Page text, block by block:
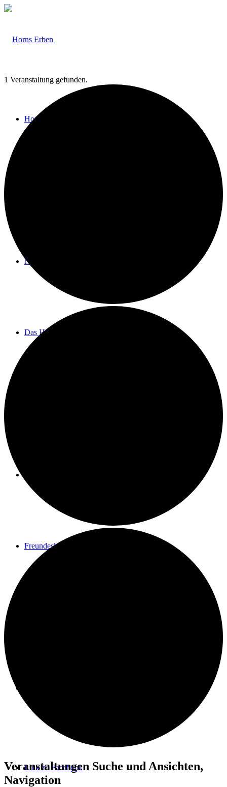
Home
Neuigkeiten
Das Horns
Freundeskreis
Link zu Facebook
1 Veranstaltung gefunden.
Veranstaltungen
für
Veranstaltungen Suche und Ansichten,
Navigation